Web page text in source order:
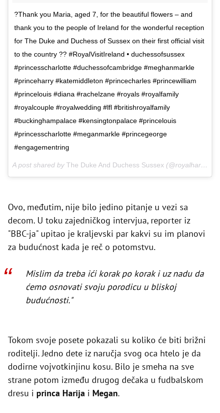
?Thank you Maria, aged 7, for the beautiful flowers – and
thank you to the people of Ireland for the wonderful reception
for The Duke and Duchess of Sussex on their first official visit
to the country ?? #RoyalVisitIreland • duchessofsussex
#princesscharlotte #duchessofcambridge #meghanmarkle
#princeharry #katemiddleton #princecharles #princewilliam
#princelouis #diana #rachelzane #royals #royalfamily
#royalcouple #royalwedding #lfl #britishroyalfamily
#buckinghampalace #kensingtonpalace #princelouis
#princesscharlotte #meganmarkle #princegeorge
#engagementring
A post shared by The Duke And Duchess Sussex (@royalharryandmegan) on
Ovo, međutim, nije bilo jedino pitanje u vezi sa
decom. U toku zajedničkog intervjua, reporter iz
"BBC-ja" upitao je kraljevski par kakvi su im planovi
za budućnost kada je reč o potomstvu.
Mislim da treba ići korak po korak i uz nadu da
ćemo osnovati svoju porodicu u bliskoj
budućnosti."
Tokom svoje posete pokazali su koliko će biti brižni
roditelji. Jedno dete iz naručja svog oca htelo je da
dodirne vojvotkinjinu kosu. Bilo je smeha na sve
strane potom između drugog dečaka u fudbalskom
dresu i princa Harija i Megan.